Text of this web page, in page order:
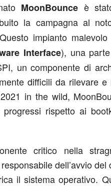
MoonBounce è
la campagna al
impianto
Interface), una
un componente di
difficili da rilevare
in the wild,
rispetto ai
critico nella
dell’avvio
il sistema operativo.